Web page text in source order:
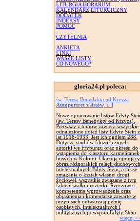
LITURGIA HORARUM
KALENDARZ LITURGICZNY
DODATEK
INDEKSY
POMOC
CZYTELNIA
ANKIETA
LINKI
WASZE LISTY
CO NOWEGO?
gloria24.pl poleca:
św. Teresa Benedykta od Krzyża
Autoportret z listów, t. I
Nowe opracowanie listów Edyty
(św. Teresy Benedykty od Krzyża).
Pierwszy z tomów zawiera wszystkie
odnalezione dotąd listy Edyty Stein z
lat 1916-1933. Jest ich ogółem 288.
Dotyczą studiów filozoficznych
autorki we Fryburgu oraz okresu do
wstąpienia do klasztoru karmelitanek
bosych w Kolonii. Ukazują ujmujący
obraz różnorakich relacji
intelektualnych Edyty Stein, a także
zmagania o kształt własnej drogi
życiowej, wszystkie związane z tym
faktem walki i rozterki. Rzeczowe i
kompetentne wprowadzenie oraz
objaśnienia i komentarze zawarte w
przypisach odtwarzają pełnię
osobistych, intelektualnych i
politycznych powiązań Edyty Stein.
więcej